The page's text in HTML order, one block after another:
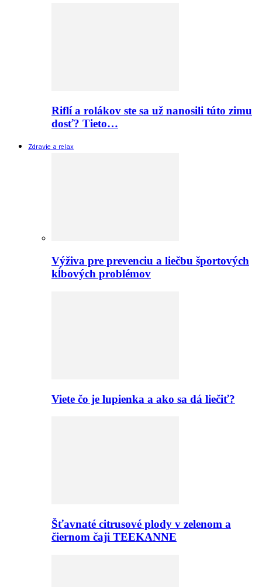
Riflí a rolákov ste sa už nanosili túto zimu
dosť? Tieto…
Zdravie a relax
Výživa pre prevenciu a liečbu športových
kĺbových problémov
Viete čo je lupienka a ako sa dá liečiť?
Šťavnaté citrusové plody v zelenom a
čiernom čaji TEEKANNE